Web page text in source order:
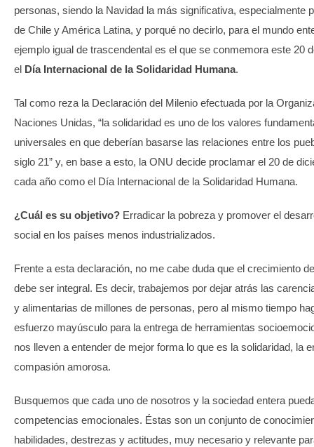
personas, siendo la Navidad la más significativa, especialmente
de Chile y América Latina, y porqué no decirlo, para el mundo
ejemplo igual de trascendental es el que se conmemora este 20
el Día Internacional de la Solidaridad Humana.
Tal como reza la Declaración del Milenio efectuada por la
Naciones Unidas, “la solidaridad es uno de los valores
universales en que deberían basarse las relaciones entre los
siglo 21” y, en base a esto, la ONU decide proclamar el 20 de
cada año como el Día Internacional de la Solidaridad Humana.
¿Cuál es su objetivo? Erradicar la pobreza y promover el
social en los países menos industrializados.
Frente a esta declaración, no me cabe duda que el crecimiento
debe ser integral. Es decir, trabajemos por dejar atrás las
y alimentarias de millones de personas, pero al mismo tiempo
esfuerzo mayúsculo para la entrega de herramientas
nos lleven a entender de mejor forma lo que es la solidaridad, la
compasión amorosa.
Busquemos que cada uno de nosotros y la sociedad entera
competencias emocionales. Éstas son un conjunto de
habilidades, destrezas y actitudes, muy necesario y relevante